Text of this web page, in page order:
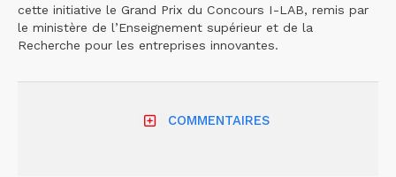
cette initiative le Grand Prix du Concours I-LAB, remis par
le ministère de l’Enseignement supérieur et de la
Recherche pour les entreprises innovantes.
COMMENTAIRES